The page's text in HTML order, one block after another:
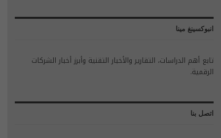
انبوكسينغ مينا
تابع أهم الدراسات، التقارير والأخبار التقنية وأبرز أخبار الشركات
الرقمية.
اتصل بنا